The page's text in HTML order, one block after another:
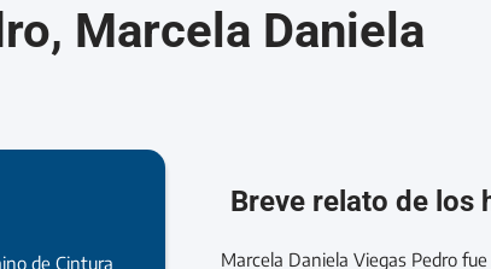
Marcela Daniela
de Cintura
Breve relato de los
Marcela Daniela Viegas Pedro